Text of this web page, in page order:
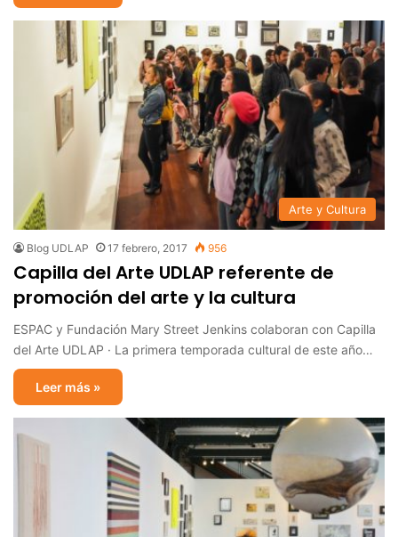
Arte y Cultura
Blog UDLAP 17 febrero, 2017 956
Capilla del Arte UDLAP referente de
promoción del arte y la cultura
ESPAC y Fundación Mary Street Jenkins colaboran con Capilla
del Arte UDLAP · La primera temporada cultural de este año…
Leer más »